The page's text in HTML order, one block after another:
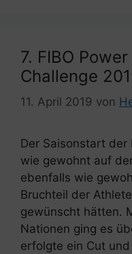
7. FIBO
Challenge
11. April 2019 von
Der Saisonstart der
wie gewohnt auf
ebenfalls wie
Bruchteil der
gewünscht hätten.
Nationen ging es
erfolgte ein Cut